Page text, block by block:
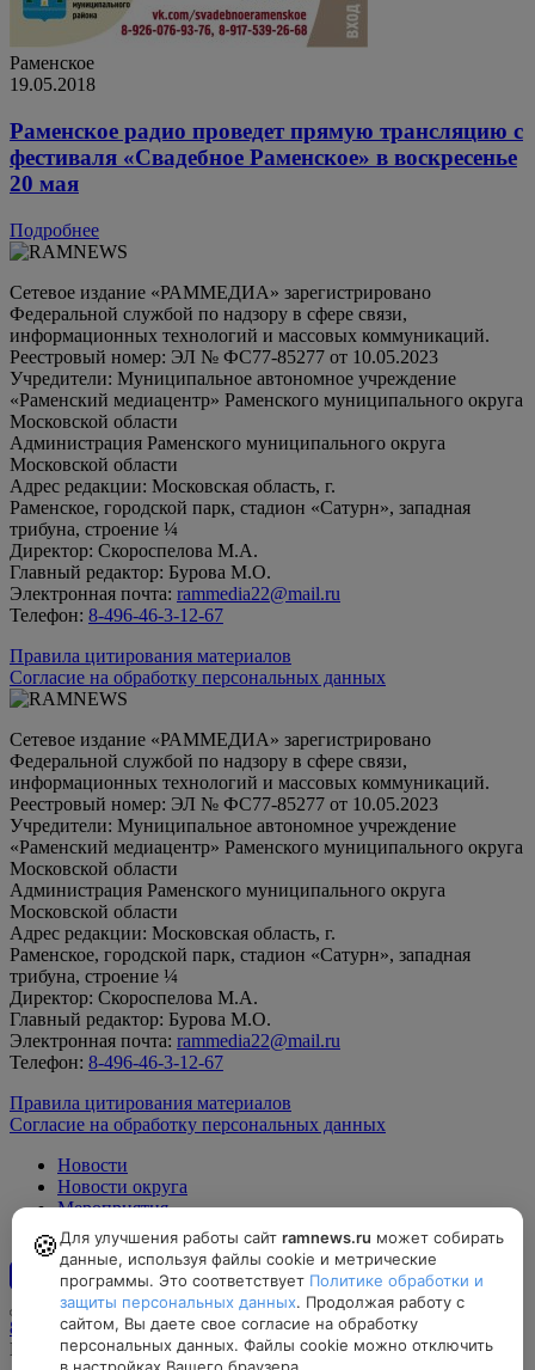
Раменское
19.05.2018
Раменское радио проведет прямую трансляцию с
фестиваля «Свадебное Раменское» в воскресенье
20 мая
Подробнее
Сетевое издание «РАММЕДИА» зарегистрировано
Федеральной службой по надзору в сфере связи,
информационных технологий и массовых коммуникаций.
Реестровый номер: ЭЛ № ФС77-85277 от 10.05.2023
Учредители: Муниципальное автономное учреждение
«Раменский медиацентр» Раменского муниципального округа
Московской области
Администрация Раменского муниципального округа
Московской области
Адрес редакции: Московская область, г.
Раменское, городской парк, стадион «Сатурн», западная
трибуна, строение ¼
Директор: Скороспелова М.А.
Главный редактор: Бурова М.О.
Электронная почта: rammedia22@mail.ru
Телефон: 8-496-46-3-12-67
Правила цитирования материалов
Согласие на обработку персональных данных
Сетевое издание «РАММЕДИА» зарегистрировано
Федеральной службой по надзору в сфере связи,
информационных технологий и массовых коммуникаций.
Реестровый номер: ЭЛ № ФС77-85277 от 10.05.2023
Учредители: Муниципальное автономное учреждение
«Раменский медиацентр» Раменского муниципального округа
Московской области
Администрация Раменского муниципального округа
Московской области
Адрес редакции: Московская область, г.
Раменское, городской парк, стадион «Сатурн», западная
трибуна, строение ¼
Директор: Скороспелова М.А.
Главный редактор: Бурова М.О.
Электронная почта: rammedia22@mail.ru
Телефон: 8-496-46-3-12-67
Правила цитирования материалов
Согласие на обработку персональных данных
Новости
Новости округа
Мероприятия
Официально
12+
8-496-46-3-12-67, rammedia22@mail.ru
Московская область, г. Раменское, городской парк, стадион
🍪 Для улучшения работы сайт ramnews.ru может собирать
данные, используя файлы cookie и метрические
программы. Это соответствует Политике обработки и
защиты персональных данных. Продолжая работу с
сайтом, Вы даете свое согласие на обработку
персональных данных. Файлы cookie можно отключить